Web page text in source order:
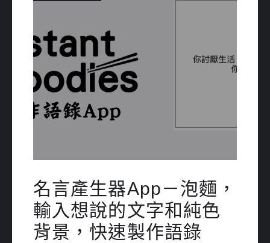
名言產生器App－泡麵，
輸入想說的文字和純色
背景，快速製作語錄